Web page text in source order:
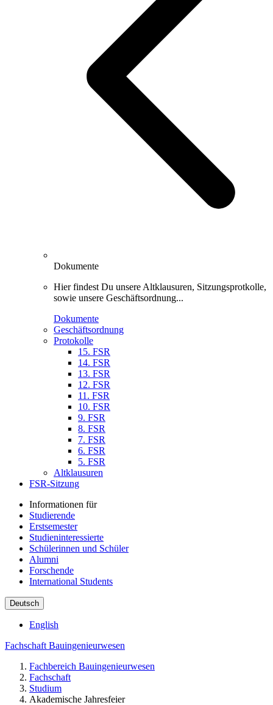
Dokumente
Hier findest Du unsere Altklausuren, Sitzungsprotkolle,
sowie unsere Geschäftsordnung...
Dokumente
Geschäftsordnung
Protokolle
15. FSR
14. FSR
13. FSR
12. FSR
11. FSR
10. FSR
9. FSR
8. FSR
7. FSR
6. FSR
5. FSR
Altklausuren
FSR-Sitzung
Informationen für
Studierende
Erstsemester
Studieninteressierte
Schülerinnen und Schüler
Alumni
Forschende
International Students
Deutsch
English
Fachschaft Bauingenieurwesen
Fachbereich Bauingenieurwesen
Fachschaft
Studium
Akademische Jahresfeier